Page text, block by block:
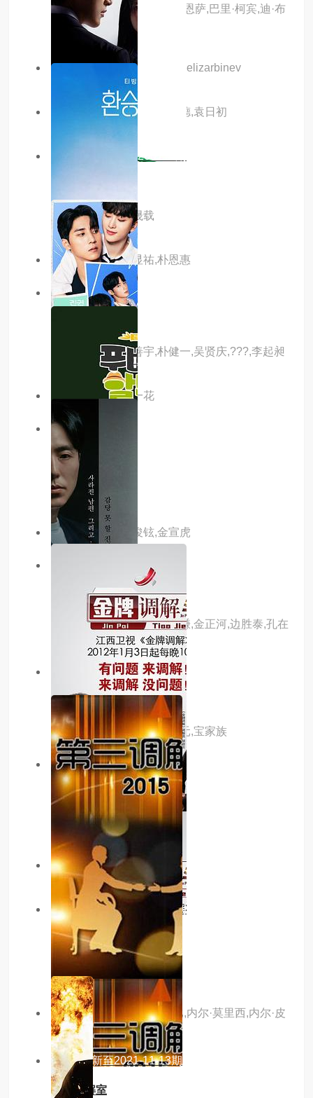
崔尔·斯蒂尼曼,赫伯特·西古恩萨,巴里·柯宾,迪·布
拉雷·贝克尔,亚历克斯·温特
主演：保罗·罗根,forbeskb,velizarbinev
主演：甄子丹,杨丽菁,王敏德,袁日初
更新至第20260114期
主演：李寿根,裴晟载
主演：荷承里,金显祐,朴恩惠
7.0分 更新至22集
主演：咸恩静,尹善宇,朴健一,吴贤庆,???,李起昶
主演：李诗雅,李一花
3.0分
换乘恋爱第四季
主演：内详
主演：文世润,金俊铉,金宣虎
即兴爵士
主演：池镐根,金真权,宋韓謙,金正河,边胜泰,孔在
更新至01集
福宝和爷爷2
主演：全炫茂,张度妍,姜哲元,宝家族
4.0分 更新至01集
hide
主演：李宝英,李茂生
主演：池贤宇,林秀香
7.0分 更新至第20260114期
金牌调解2024
主演：章亭
主演：马丁·肖,李·恩格里比,内尔·莫里西,内尔·皮
尔森,克里斯汀·博顿利
4.0分 更新至2021-11-13期
第三调解室